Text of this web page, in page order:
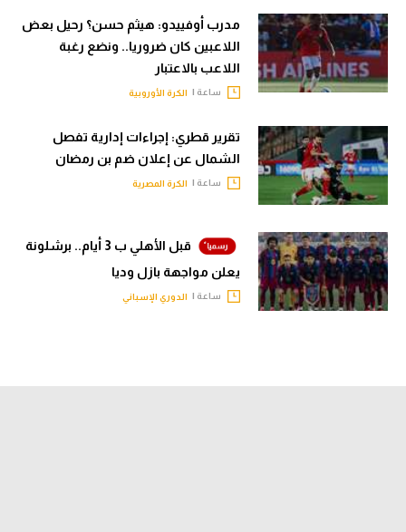
مدرب أوفييدو: هيثم حسن؟ رحيل بعض
اللاعبين كان ضروريا.. ونضع رغبة
اللاعب بالاعتبار
ساعة | الكرة الأوروبية
تقرير قطري: إجراءات إدارية تفصل
الشمال عن إعلان ضم بن رمضان
ساعة | الكرة المصرية
قبل الأهلي ب 3 أيام.. برشلونة
يعلن مواجهة بازل وديا
ساعة | الدوري الإسباني